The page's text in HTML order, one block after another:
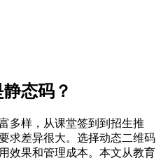
态码？
多样，从课堂签到到招生推
求差异很大。选择动态二维码
效果和管理成本。本文从教育